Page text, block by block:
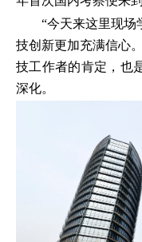
“今天来这里现
技创新更加充满信心
技工作者的肯定，也
深化。